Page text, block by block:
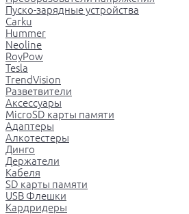
Пуско-зарядные устройства
Carku
Hummer
Neoline
RoyPow
Tesla
TrendVision
Разветвители
Аксессуары
MicroSD карты памяти
Адаптеры
Алкотестеры
Динго
Держатели
Кабеля
SD карты памяти
USB Флешки
Кардридеры